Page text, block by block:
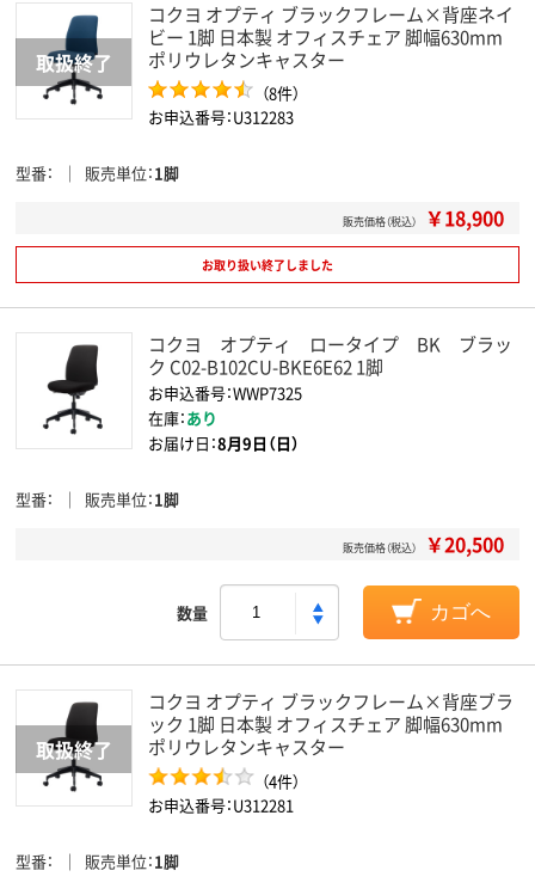
コクヨ オプティ ブラックフレーム×背座ネイ
ビー 1脚 日本製 オフィスチェア 脚幅630mm
ポリウレタンキャスター
（8件）
お申込番号：U312283
型番 販売単位 1脚
販売価格（税込） ￥18,900
お取り扱い終了しました
コクヨ オプティ ロータイプ BK ブラッ
ク C02-B102CU-BKE6E62 1脚
お申込番号：WWP7325
在庫：あり
お届け日：8月9日（日）
型番 販売単位 1脚
販売価格（税込） ￥20,500
数量 カゴへ
コクヨ オプティ ブラックフレーム×背座ブラ
ック 1脚 日本製 オフィスチェア 脚幅630mm
ポリウレタンキャスター
（4件）
お申込番号：U312281
型番 販売単位 1脚